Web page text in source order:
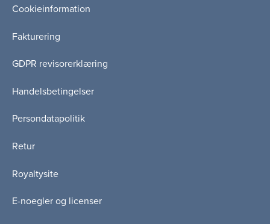
Cookieinformation
Fakturering
GDPR revisorerklæring
Handelsbetingelser
Persondatapolitik
Retur
Royaltysite
E-noegler og licenser